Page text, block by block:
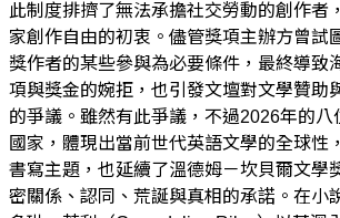
此制度排擠了無法承擔社交勞動的創作者
家創作自由的初衷。儘管獎項主辦方曾試
獎作者的某些參與為必要條件，最終導致
項與獎金的婉拒，也引發文壇對文學贊助
的爭議。雖然有此爭議，不過2026年的八
國家，體現出當前世代英語文學的全球性
書寫主題，也延續了溫德姆－坎貝爾文學
密關係、認同、荒誕與真相的承諾。在小